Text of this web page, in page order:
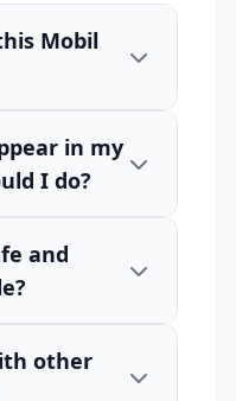
Mobil
in my
I do?
and
other